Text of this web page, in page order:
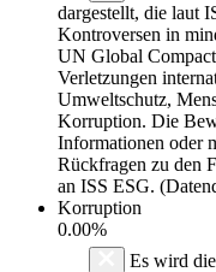
dargestellt, die laut
Kontroversen in
UN Global
Verletzungen
Umweltschutz,
Korruption. Die
Informationen oder
Rückfragen zu den
an ISS ESG.
Korruption
0.00%
Es wird